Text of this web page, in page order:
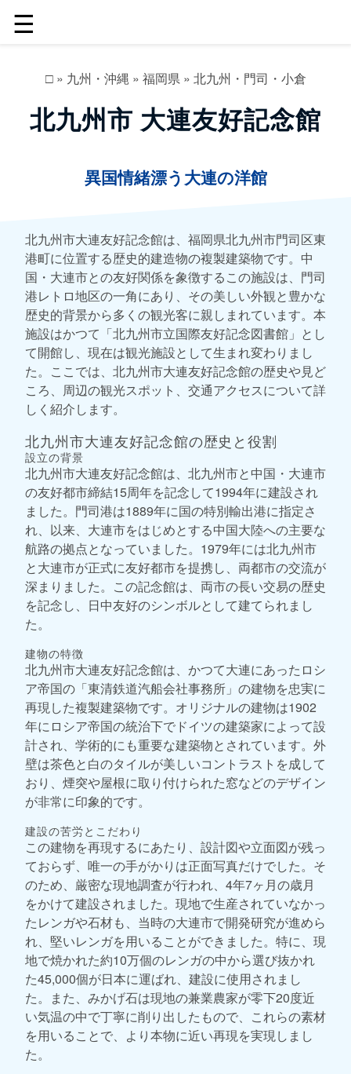
☰
□» 九州・沖縄 » 福岡県» 北九州・門司・小倉
北九州市 大連友好記念館
異国情緒漂う大連の洋館
北九州市大連友好記念館は、福岡県北九州市門司区東
港町に位置する歴史的建造物の複製建築物です。中
国・大連市との友好関係を象徴するこの施設は、門司
港レトロ地区の一角にあり、その美しい外観と豊かな
歴史的背景から多くの観光客に親しまれています。本
施設はかつて「北九州市立国際友好記念図書館」とし
て開館し、現在は観光施設として生まれ変わりまし
た。ここでは、北九州市大連友好記念館の歴史や見ど
ころ、周辺の観光スポット、交通アクセスについて詳
しく紹介します。
北九州市大連友好記念館の歴史と役割
設立の背景
北九州市大連友好記念館は、北九州市と中国・大連市
の友好都市締結15周年を記念して1994年に建設され
ました。門司港は1889年に国の特別輸出港に指定さ
れ、以来、大連市をはじめとする中国大陸への主要な
航路の拠点となっていました。1979年には北九州市
と大連市が正式に友好都市を提携し、両都市の交流が
深まりました。この記念館は、両市の長い交易の歴史
を記念し、日中友好のシンボルとして建てられまし
た。
建物の特徴
北九州市大連友好記念館は、かつて大連にあったロシ
ア帝国の「東清鉄道汽船会社事務所」の建物を忠実に
再現した複製建築物です。オリジナルの建物は1902
年にロシア帝国の統治下でドイツの建築家によって設
計され、学術的にも重要な建築物とされています。外
壁は茶色と白のタイルが美しいコントラストを成して
おり、煙突や屋根に取り付けられた窓などのデザイン
が非常に印象的です。
建設の苦労とこだわり
この建物を再現するにあたり、設計図や立面図が残っ
ておらず、唯一の手がかりは正面写真だけでした。そ
のため、厳密な現地調査が行われ、4年7ヶ月の歳月
をかけて建設されました。現地で生産されていなかっ
たレンガや石材も、当時の大連市で開発研究が進めら
れ、堅いレンガを用いることができました。特に、現
地で焼かれた約10万個のレンガの中から選び抜かれ
た45,000個が日本に運ばれ、建設に使用されまし
た。また、みかげ石は現地の兼業農家が零下20度近
い気温の中で丁寧に削り出したもので、これらの素材
を用いることで、より本物に近い再現を実現しまし
た。